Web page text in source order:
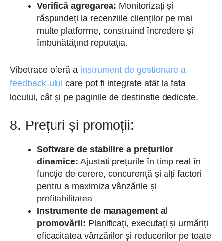
Verifică agregarea: Monitorizați și
răspundeți la recenziile clienților pe mai
multe platforme, construind încredere și
îmbunătățind reputația.
Vibetrace oferă a instrument de gestionare a
feedback-ului care pot fi integrate atât la fața
locului, cât și pe paginile de destinație dedicate.
8. Prețuri și promoții:
Software de stabilire a prețurilor
dinamice: Ajustați prețurile în timp real în
funcție de cerere, concurență și alți factori
pentru a maximiza vânzările și
profitabilitatea.
Instrumente de management al
promovării: Planificați, executați și urmăriți
eficacitatea vânzărilor și reducerilor pe toate